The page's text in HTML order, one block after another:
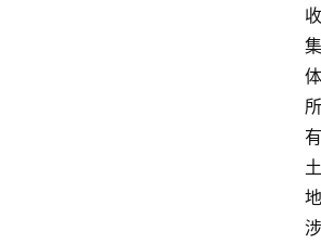
收
集
体
所
有
土
地
涉